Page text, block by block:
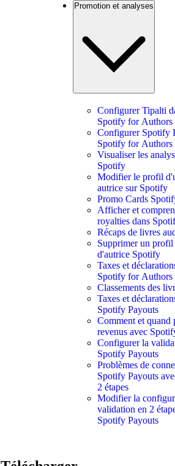
Promotion et analyses
Configurer Tipalti
Spotify for Authors
Configurer Spotify
Spotify for Authors
Visualiser les
Spotify
Modifier le profil
autrice sur Spotify
Promo Cards
Afficher et
royalties dans
Récaps de livres
Supprimer un profil
d'autrice Spotify
Taxes et
Spotify for Authors
Classements des
Taxes et
Spotify Payouts
Comment et quand
revenus avec
Configurer la
Spotify Payouts
Problèmes de
Spotify Payouts
2 étapes
Modifier la
validation en 2
Spotify Payouts